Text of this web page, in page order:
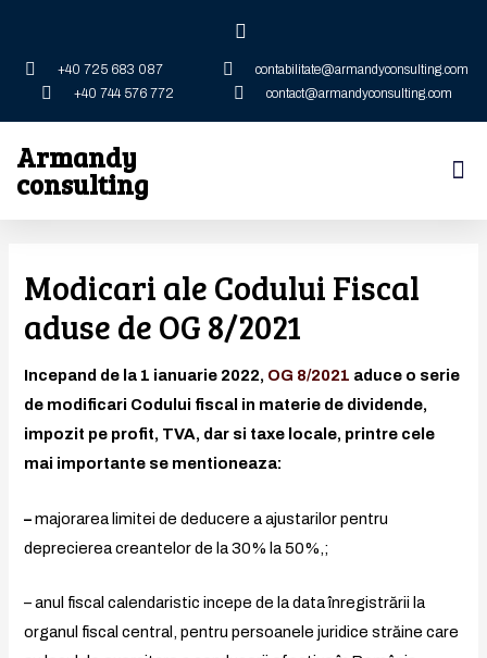
+40 725 683 087
contabilitate@armandyconsulting.com
+40 744 576 772
contact@armandyconsulting.com
Armandy
consulting
Modicari ale Codului Fiscal
aduse de OG 8/2021
Incepand de la 1 ianuarie 2022, OG 8/2021 aduce o serie
de modificari Codului fiscal in materie de dividende,
impozit pe profit, TVA, dar si taxe locale, printre cele
mai importante se mentioneaza:
–majorarea limitei de deducere a ajustarilor pentru
deprecierea creantelor de la 30% la 50%,;
– anul fiscal calendaristic incepe de la data înregistrării la
organul fiscal central, pentru persoanele juridice străine care